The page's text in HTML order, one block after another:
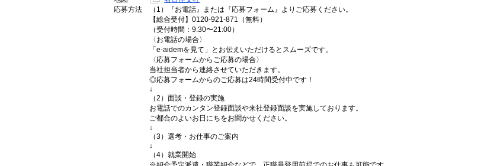
応募方法
（1）『お電話』または『応募フォーム』よりご応募ください。
【総合受付】0120-921-871（無料）
（受付時間：9:30〜21:00）
〈お電話の場合〉
「e-aidemを見て」とお伝えいただけるとスムーズです。
〈応募フォームからご応募の場合〉
当社担当者から連絡させていただきます。
◎応募フォームからのご応募は24時間受付中です！
↓
（2）面談・登録の実施
お電話でのカンタン登録面談や来社登録面談を実施しております。
ご都合のよいお日にちをお聞かせください。
↓
（3）選考・お仕事のご案内
↓
（4）就業開始